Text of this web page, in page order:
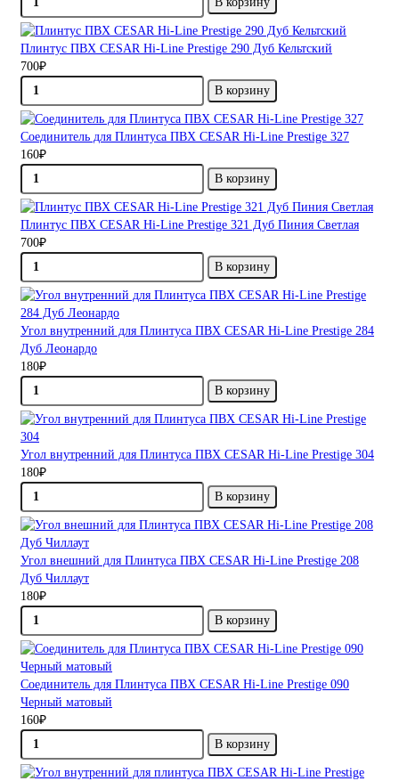
Плинтус ПВХ CESAR Hi-Line Prestige 290 Дуб Кельтский
700₽
В корзину
Соединитель для Плинтуса ПВХ CESAR Hi-Line Prestige 327
160₽
В корзину
Плинтус ПВХ CESAR Hi-Line Prestige 321 Дуб Пиния Светлая
700₽
В корзину
Угол внутренний для Плинтуса ПВХ CESAR Hi-Line Prestige 284
Дуб Леонардо
180₽
В корзину
Угол внутренний для Плинтуса ПВХ CESAR Hi-Line Prestige 304
180₽
В корзину
Угол внешний для Плинтуса ПВХ CESAR Hi-Line Prestige 208
Дуб Чиллаут
180₽
В корзину
Соединитель для Плинтуса ПВХ CESAR Hi-Line Prestige 090
Черный матовый
160₽
В корзину